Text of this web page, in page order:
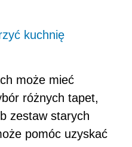
kuchnię
może mieć
różnych tapet,
zestaw starych
pomóc uzyskać